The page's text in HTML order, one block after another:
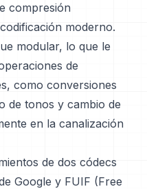
compresión
moderno.
modular, lo que le
de
como conversiones
de tonos y cambio de
en la canalización
de dos códecs
Google y FUIF (Free